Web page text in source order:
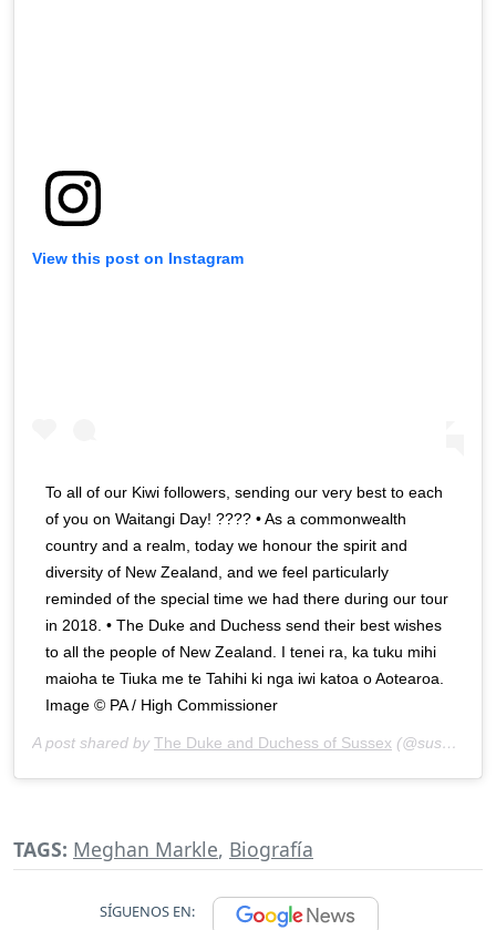
View this post on Instagram
To all of our Kiwi followers, sending our very best to each
of you on Waitangi Day! ???? • As a commonwealth
country and a realm, today we honour the spirit and
diversity of New Zealand, and we feel particularly
reminded of the special time we had there during our tour
in 2018. • The Duke and Duchess send their best wishes
to all the people of New Zealand. I tenei ra, ka tuku mihi
maioha te Tiuka me te Tahihi ki nga iwi katoa o Aotearoa.
Image © PA / High Commissioner
A post shared by The Duke and Duchess of Sussex (@sussexroyal) on
TAGS: Meghan Markle, Biografía
SÍGUENOS EN: